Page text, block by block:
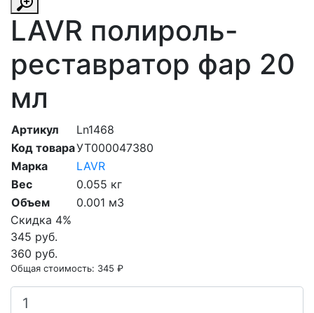
LAVR полироль-
реставратор фар 20
мл
Артикул
Ln1468
Код товараУТ000047380
Марка
LAVR
Вес
0.055 кг
Объем
0.001 м3
Скидка 4%
345 руб.
360 руб.
Общая стоимость: 345 ₽